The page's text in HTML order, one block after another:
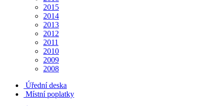
2015
2014
2013
2012
2011
2010
2009
2008
Úřední deska
Místní poplatky